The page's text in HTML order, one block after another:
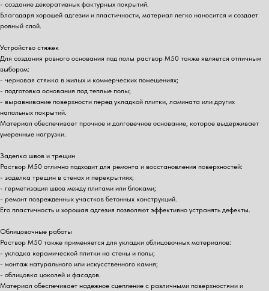
- создание декоративных фактурных покрытий.
Благодаря хорошей адгезии и пластичности, материал легко наносится и создает
ровный слой.
Устройство стяжек
Для создания ровного основания под полы раствор М50 также является отличным
выбором:
- черновая стяжка в жилых и коммерческих помещениях;
- подготовка основания под теплые полы;
- выравнивание поверхности перед укладкой плитки, ламината или других
напольных покрытий.
Материал обеспечивает прочное и долговечное основание, которое выдерживает
умеренные нагрузки.
Заделка швов и трещин
Раствор М50 отлично подходит для ремонта и восстановления поверхностей:
- заделка трещин в стенах и перекрытиях;
- герметизация швов между плитами или блоками;
- ремонт поврежденных участков бетонных конструкций.
Его пластичность и хорошая адгезия позволяют эффективно устранять дефекты.
Облицовочные работы
Раствор М50 также применяется для укладки облицовочных материалов:
- укладка керамической плитки на стены и полы;
- монтаж натурального или искусственного камня;
- облицовка цоколей и фасадов.
Материал обеспечивает надежное сцепление с различными поверхностями и